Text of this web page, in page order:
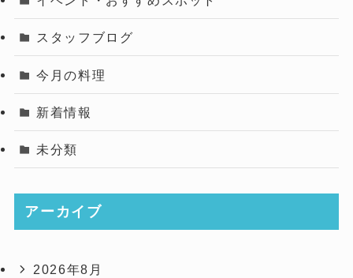
スタッフブログ
今月の料理
新着情報
未分類
アーカイブ
2026年8月